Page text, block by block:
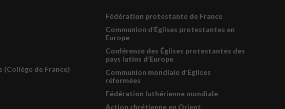
(Collège de France)
Fédération protestante de France
Communion d’Églises protestantes en
Europe
Conférence des Églises protestantes des
pays latins d’Europe
Communion mondiale d’Églises
réformées
Fédération luthérienne mondiale
Action chrétienne en Orient